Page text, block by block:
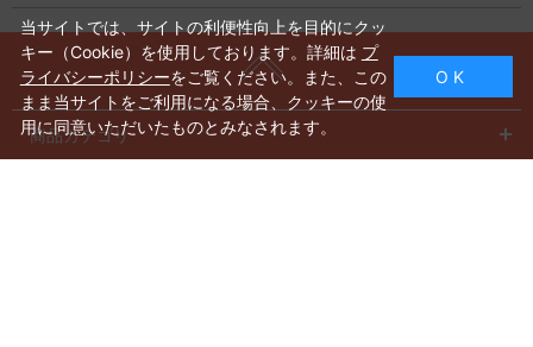
商品カテゴリ
当サイトでは、サイトの利便性向上を目的にクッ
キー（Cookie）を使用しております。詳細は プ
ライバシーポリシーをご覧ください。また、この
まま当サイトをご利用になる場合、クッキーの使
用に同意いただいたものとみなされます。
O K